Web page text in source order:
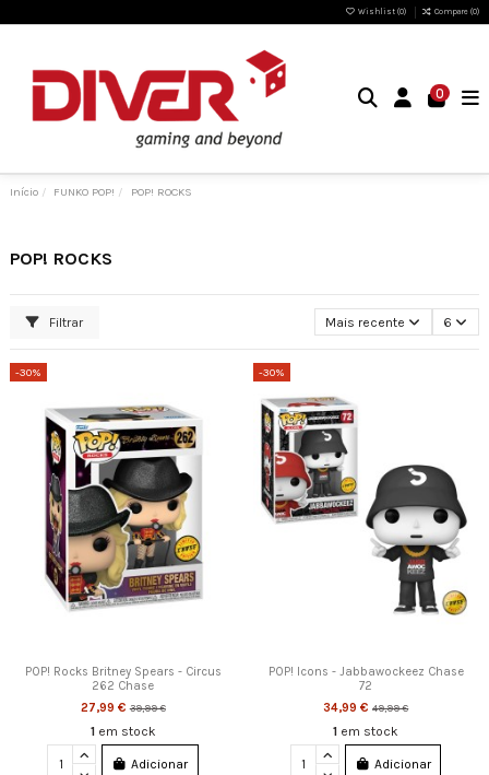
Wishlist (0) Compare (0)
0
Início FUNKO POP! POP! ROCKS
POP! ROCKS
Filtrar Mais recente 6
-30%
POP! Rocks Britney Spears - Circus
262 Chase
27,99 €39,99 €
1 em stock
Adicionar
-30%
POP! Icons - Jabbawockeez Chase
72
34,99 €49,99 €
1 em stock
Adicionar